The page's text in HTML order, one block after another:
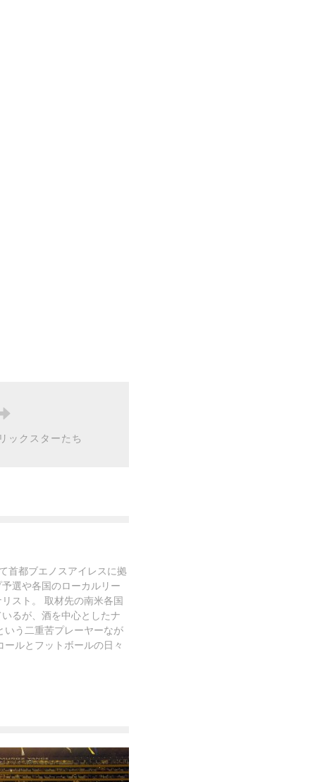
ックスターたち
首都ブエノスアイレスに拠
選や各国のローカルリー
スト。 取材先の南米各国
るが、酒を中心としたナ
いう二重苦プレーヤーなが
ルとフットボールの日々